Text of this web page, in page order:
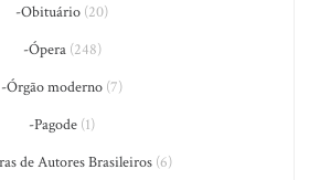
-Obituário (20)
-Ópera(248)
-Órgão moderno (7)
-Pagode (1)
de Autores Brasileiros(6)